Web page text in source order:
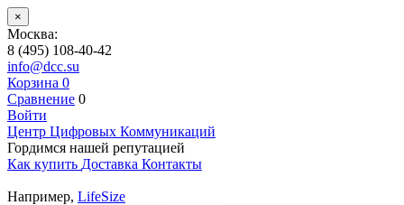
×
Москва:
8 (495) 108-40-42
info@dcc.su
Корзина 0
Сравнение 0
Войти
Центр Цифровых Коммуникаций
Гордимся нашей репутацией
Как купить Доставка Контакты
Например, LifeSize